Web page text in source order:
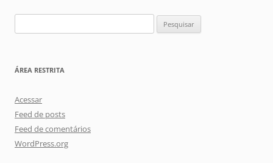
por:
ÁREA RESTRITA
Acessar
Feed de posts
Feed de comentários
WordPress.org